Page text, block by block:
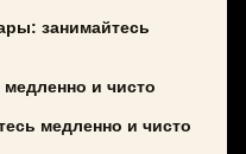
занимайтесь
и чисто
медленно и чисто